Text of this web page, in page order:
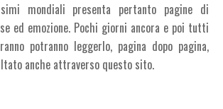
mondiali presenta pertanto pagine di
ed emozione. Pochi giorni ancora e poi tutti
potranno leggerlo, pagina dopo pagina,
anche attraverso questo sito.